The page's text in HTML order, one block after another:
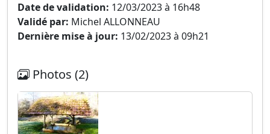
Date de validation: 12/03/2023 à 16h48
Validé par: Michel ALLONNEAU
Dernière mise à jour: 13/02/2023 à 09h21
Photos (2)